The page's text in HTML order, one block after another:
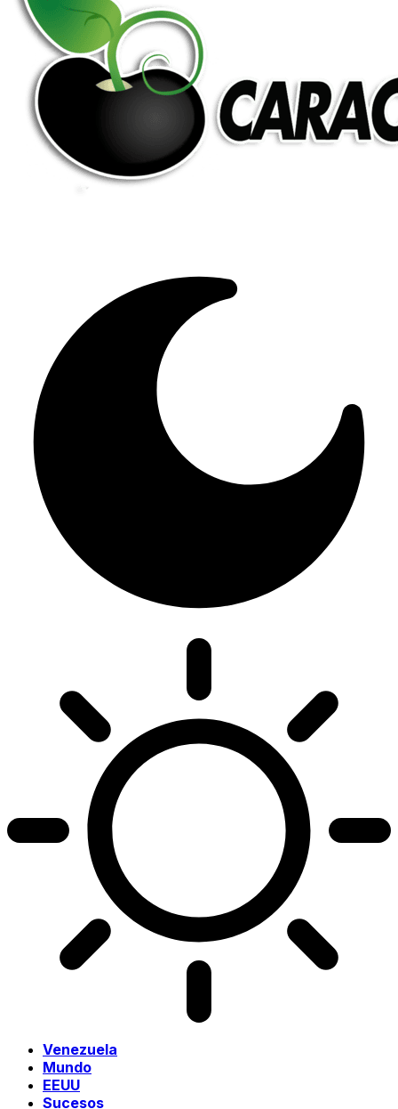
Venezuela
Mundo
EEUU
Sucesos